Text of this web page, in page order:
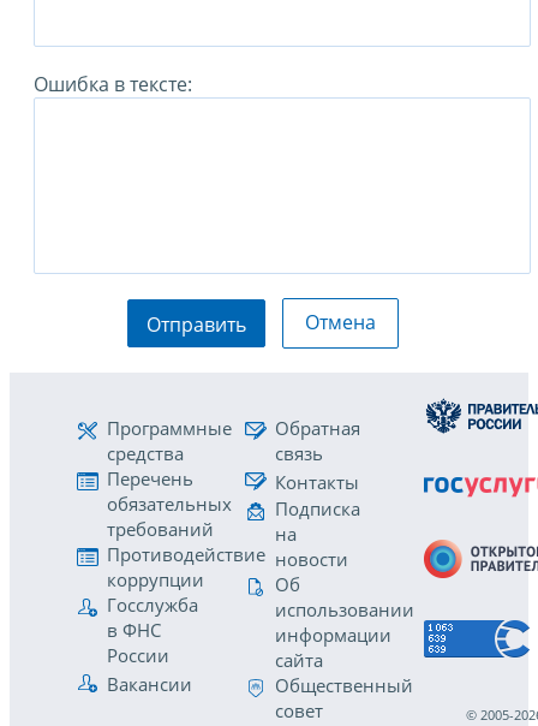
Ошибка в тексте:
Отправить Отмена
Программные
средства
Перечень
обязательных
требований
Противодействие
коррупции
Госслужба
в ФНС
России
Вакансии
Обратная
связь
Контакты
Подписка
на
новости
Об
использовании
информации
сайта
Общественный
совет
© 2005-